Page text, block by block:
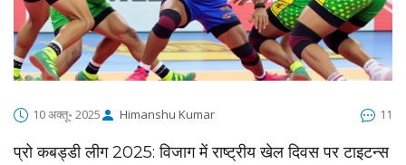
10 अक्तू॰ 2025 Himanshu Kumar 11
प्रो कबड्डी लीग 2025: विजाग में राष्ट्रीय खेल दिवस पर टाइटन्स